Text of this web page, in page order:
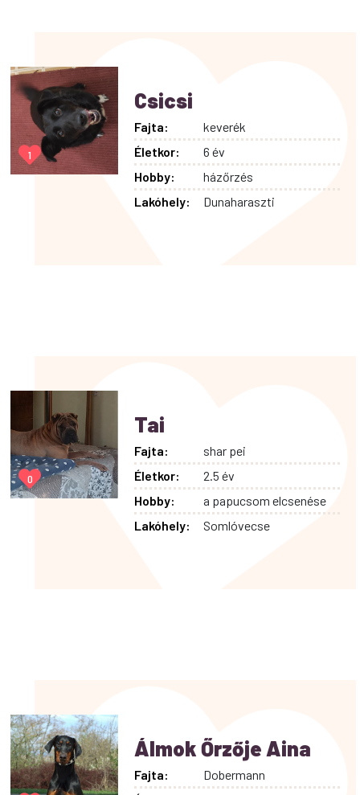
1
Csicsi
Fajta:
keverék
Életkor:
6 év
Hobby:
házőrzés
Lakóhely:
Dunaharaszti
0
Tai
Fajta:
shar pei
Életkor:
2.5 év
Hobby:
a papucsom elcsenése
Lakóhely:
Somlóvecse
Álmok Őrzője Aina
Fajta:
Dobermann